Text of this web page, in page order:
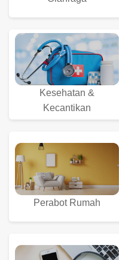
Kesehatan &
Kecantikan
Perabot Rumah